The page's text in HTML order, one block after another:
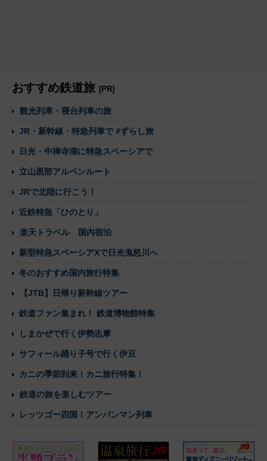
おすすめ鉄道旅 [PR]
観光列車・寝台列車の旅
JR・新幹線・特急列車で #ずらし旅
日光・中禅寺湖に特急スペーシアで
立山黒部アルペンルート
JRで北陸に行こう！
近鉄特急「ひのとり」
楽天トラベル 国内宿泊
新型特急スペーシアXで日光鬼怒川へ
冬のおすすめ国内旅行特集
【JTB】日帰り新幹線ツアー
鉄道ファン集まれ！ 鉄道博物館特集
しまかぜで行く伊勢志摩
サフィール踊り子号で行く伊豆
カニの季節到来！カニ旅行特集！
鉄道の旅を楽しむツアー
レッツゴー四国！アンパンマン列車